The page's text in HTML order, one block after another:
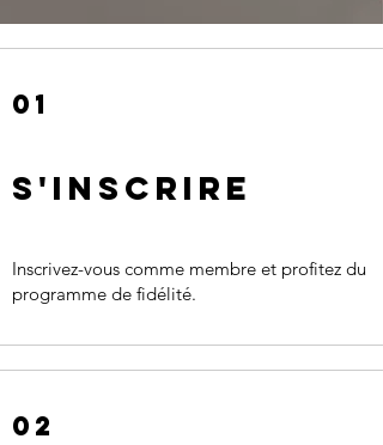
01
S'inscrire
Inscrivez-vous comme membre et profitez du
programme de fidélité.
02